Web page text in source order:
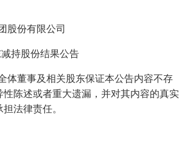
股份有限公司
持股份结果公告
体董事及相关股东保证本公告内容不存
陈述或者重大遗漏，并对其内容的真实
法律责任。